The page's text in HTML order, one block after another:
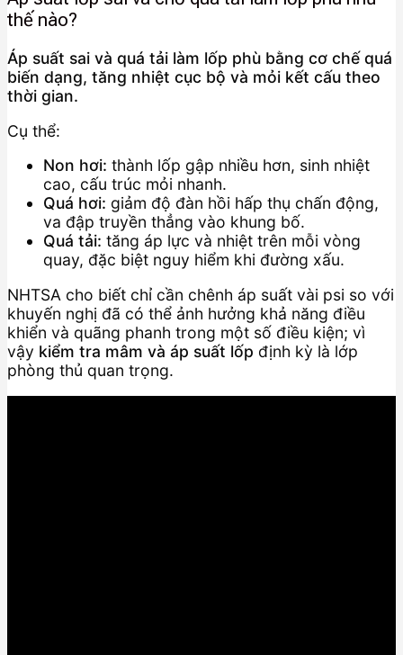
thế nào?
Áp suất sai và quá tải làm lốp phù bằng cơ chế quá
biến dạng, tăng nhiệt cục bộ và mỏi kết cấu theo
thời gian.
Cụ thể:
Non hơi: thành lốp gập nhiều hơn, sinh nhiệt
cao, cấu trúc mỏi nhanh.
Quá hơi: giảm độ đàn hồi hấp thụ chấn động,
va đập truyền thẳng vào khung bố.
Quá tải: tăng áp lực và nhiệt trên mỗi vòng
quay, đặc biệt nguy hiểm khi đường xấu.
NHTSA cho biết chỉ cần chênh áp suất vài psi so với
khuyến nghị đã có thể ảnh hưởng khả năng điều
khiển và quãng phanh trong một số điều kiện; vì
vậy kiểm tra mâm và áp suất lốp định kỳ là lớp
phòng thủ quan trọng.